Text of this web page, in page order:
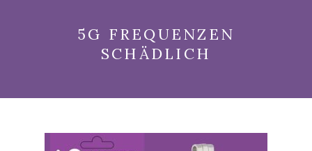
5G FREQUENZEN
SCHÄDLICH